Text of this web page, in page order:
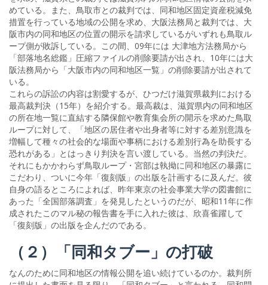
めている。また、鳥取市との裁判では、同和地区固定資産税減免
措置を行っている地域の公開を求め、大阪法務局と裁判では、大
阪市内の同和地区の位置の開示を請求しているがいずれも鳥取ル
ープ側が敗訴している。この間、09年には 大津地方法務局から
「部落地名総鑑」圧縮ファイルの削除要請が出され、10年には大
阪法務局から「大阪市内の同和地区一覧」の削除要請が出されて
いる。
これらの訴訟の内容は割愛するが、ひつだけ滋賀県裁判における
最高裁判決（15年）を紹介する。最高裁は、滋賀県内の同和地区
の所在地一覧に直結する隣保館や教育集会所の開示を求めた鳥取
ループに対して、「地区の居住者や出身者等に対する差別意識を
増幅して種々の社会的な場面や事柄における差別行為を助長する
恐れがある」とはっきり判決を言い渡している。当然の判決だ。
それにもかかわらず鳥取ループ・宮部は執拗に同和地区の暴露に
こだわり、ついに今年「復刻版」の出版を計画するに及んだ。彼
自身の語るところによれば、昨年東京の社会事業大学の図書館に
あった「全国部落調査」を発見したというのだが、昭和11年に作
成されたこのマル秘の報告書を手に入れた彼は、欣喜雀躍して
「復刻版」の出版を企んだのである。
（２）「同和タブー」の打破
なんのために同和地区の情報公開を追い続けているのか。裁判所